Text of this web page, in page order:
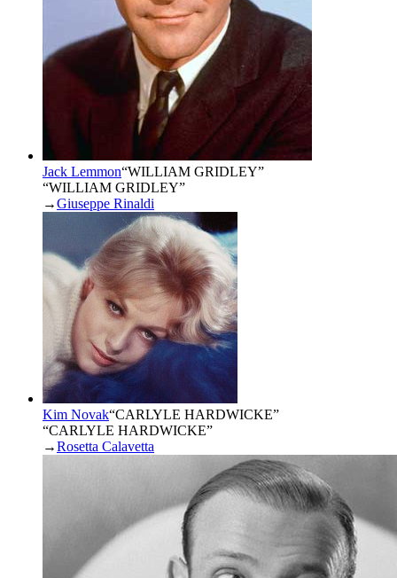
Jack Lemmon“WILLIAM GRIDLEY”
“WILLIAM GRIDLEY”
→Giuseppe Rinaldi
Kim Novak“CARLYLE HARDWICKE”
“CARLYLE HARDWICKE”
→Rosetta Calavetta